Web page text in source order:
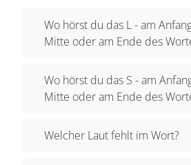
Wo hörst du das L - am
Mitte oder am Ende des
Wo hörst du das S - am
Mitte oder am Ende des
Welcher Laut fehlt im Wort?